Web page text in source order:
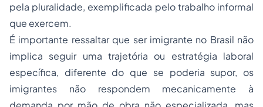
pela pluralidade, exemplificada pelo trabalho informal
que exercem.
É importante ressaltar que ser imigrante no Brasil não
implica seguir uma trajetória ou estratégia laboral
específica, diferente do que se poderia supor, os
imigrantes não respondem mecanicamente à